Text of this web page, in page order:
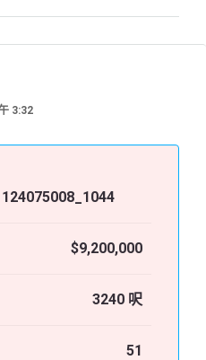
3:32
$9,200,000
3240 呎
51